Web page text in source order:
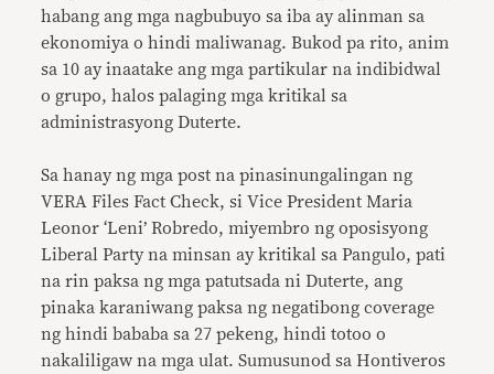
habang ang mga nagbubuyo sa iba ay alinman sa
ekonomiya o hindi maliwanag. Bukod pa rito, anim
sa 10 ay inaatake ang mga partikular na indibidwal
o grupo, halos palaging mga kritikal sa
administrasyong Duterte.
Sa hanay ng mga post na pinasinungalingan ng
VERA Files Fact Check, si Vice President Maria
Leonor ‘Leni’ Robredo, miyembro ng oposisyong
Liberal Party na minsan ay kritikal sa Pangulo, pati
na rin paksa ng mga patutsada ni Duterte, ang
pinaka karaniwang paksa ng negatibong coverage
ng hindi bababa sa 27 pekeng, hindi totoo o
nakaliligaw na mga ulat. Sumusunod sa Hontiveros